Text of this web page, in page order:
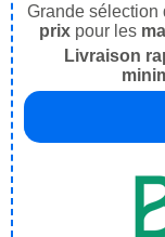
Grande sélection
prix pour les
Livraison